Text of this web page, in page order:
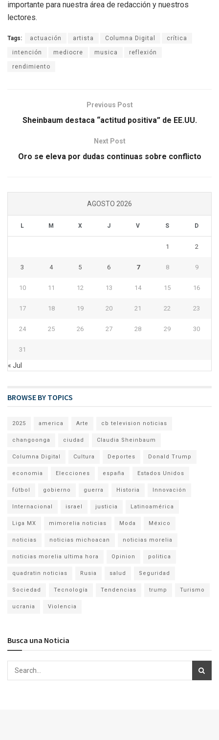
importante para nuestra área de redacción y nuestros
lectores.
Tags: actuación artista Columna Digital crítica
intención mediocre musica reflexión
rendimiento
Previous Post
Sheinbaum destaca “actitud positiva” de EE.UU.
Next Post
Oro se eleva por dudas continuas sobre conflicto
AGOSTO 2026
L M X J V S D
1 2
3 4 5 6 7 8 9
10 11 12 13 14 15 16
17 18 19 20 21 22 23
24 25 26 27 28 29 30
31
« Jul
BROWSE BY TOPICS
2025 america Arte cb television noticias
changoonga ciudad Claudia Sheinbaum
Columna Digital Cultura Deportes Donald Trump
economia Elecciones españa Estados Unidos
fútbol gobierno guerra Historia Innovación
Internacional israel justicia Latinoamérica
Liga MX mimorelia noticias Moda México
noticias noticias michoacan noticias morelia
noticias morelia ultima hora Opinion politica
quadratin noticias Rusia salud Seguridad
Sociedad Tecnología Tendencias trump Turismo
ucrania Violencia
Busca una Noticia